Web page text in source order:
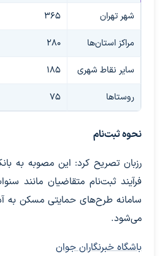
شهر تهران ۳۶۵
مراکز استان‌ها ۲۸۰
سایر نقاط شهری ۱۸۵
روستاها ۷۵
نحوه ثبت‌نام
رزبان تصریح کرد: این مصوبه به
فرآیند ثبت‌نام متقاضیان مانند
می‌شود.
باشگاه خبرنگاران جوان